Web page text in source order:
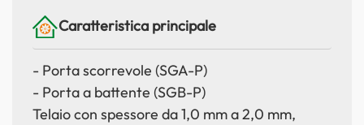
Caratteristica principale
- Porta scorrevole (SGA-P)
- Porta a battente (SGB-P)
Telaio con spessore da 1,0 mm a 2,0 mm,